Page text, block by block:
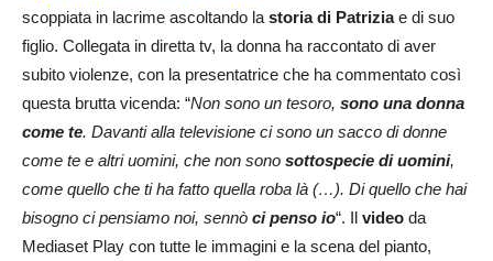
scoppiata in lacrime ascoltando lastoria di Patriziae di suo
figlio. Collegata in diretta tv, la donna ha raccontato di aver
subito violenze, con la presentatrice che ha commentato così
questa brutta vicenda: “Non sono un tesoro, sono una donna
come te. Davanti alla televisione ci sono un sacco di donne
come te e altri uomini, che non sono sottospecie di uomini,
come quello che ti ha fatto quella roba là (…). Di quello che hai
bisogno ci pensiamo noi, sennò ci penso io“. Il video da
Mediaset Play con tutte le immagini e la scena del pianto,